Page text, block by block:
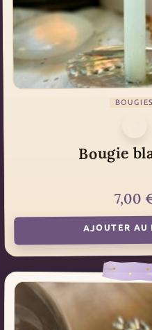
BOUGIES
Bougie
7,00
AJOUTER AU